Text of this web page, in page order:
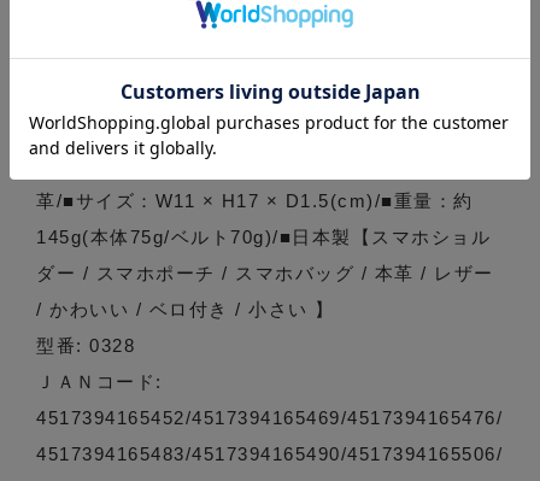
目に縫い上げた革紐で長さは約125～130cm（※個
体差あり）男性でも楽に斜め掛けが可能です。 柔ら
かい素材を使用しているので、紐を結ぶことでネッ
クストラップとしても使えます。 毎日持ち歩くスマ
ホの収納ポケットとしてピッタリです。 ■素材：牛
革/■サイズ：W11 × H17 × D1.5(cm)/■重量：約
145g(本体75g/ベルト70g)/■日本製【スマホショル
ダー / スマホポーチ / スマホバッグ / 本革 / レザー
/ かわいい / ベロ付き / 小さい 】
型番: 0328
ＪＡＮコード:
4517394165452/4517394165469/4517394165476/
4517394165483/4517394165490/4517394165506/